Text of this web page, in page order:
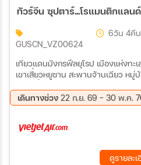
เฉพาะเทศกาล
ระหว่
GUSCN_VZ00624
6วัน 4คืน
เที่ยวแดนมังกรฟีลยุโรป เมืองแห่งทะเลชิงเต่า ชมไฮไลท์
เขาเสี่ยวหยูซาน สะพานจ้านเฉียว หมู่บ้
ฟรี “มีน้ำดื่มบริการบนรถบัสวันละ 1 ข
เดินทางช่วง 22 ก.ย. 69 - 30 พ.ค.
06 ต.ค. 69 - 11 ต.ค. 69
ดูรายละเ